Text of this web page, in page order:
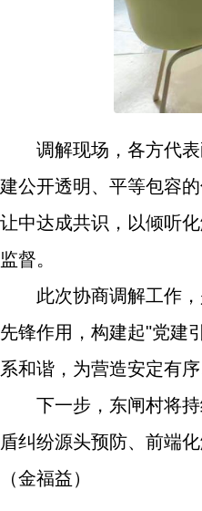
调解现场，各方代
建公开透明、平等包容
让中达成共识，以倾听
监督。
此次协商调解工作
先锋作用，构建起"党建
系和谐，为营造安定有
下一步，东闸村将
盾纠纷源头预防、前端
（金福益）